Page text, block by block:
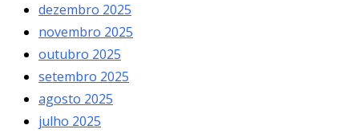
dezembro 2025
novembro 2025
outubro 2025
setembro 2025
agosto 2025
julho 2025